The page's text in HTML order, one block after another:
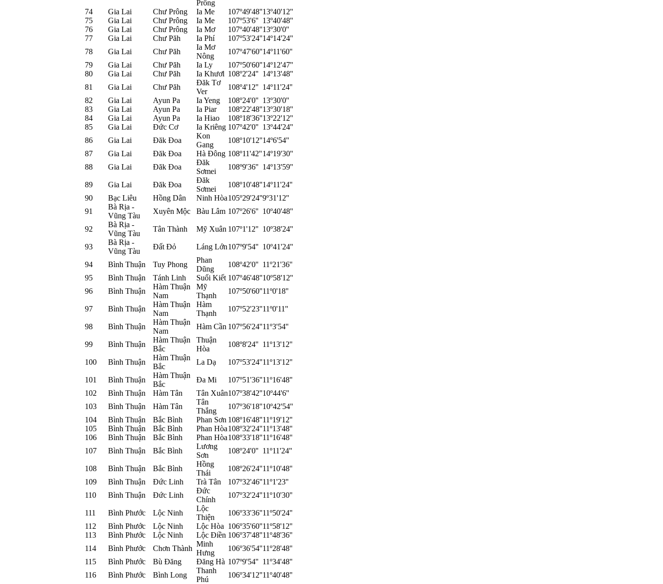
Prông
74 Gia Lai Chư Prông Ia Me 107º49'48''13º40'12''
75
Gia Lai Chư Prông Ia Me 107º53'6'' 13º40'48''
76
Gia Lai Chư Prông Ia Mơ 107º40'48''13º30'0''
77
Gia Lai Chư Păh Ia Phí 107º53'24''14º14'24''
78
Gia Lai Chư Păh
Ia Mơ
Nông
107º47'60''14º11'60''
79
Gia Lai Chư Păh Ia Ly 107º50'60''14º12'47''
80
Gia Lai Chư Păh Ia Khươl 108º2'24'' 14º13'48''
81
Gia Lai Chư Păh
Đăk Tơ
Ver
108º4'12'' 14º11'24''
82
Gia Lai Ayun Pa Ia Yeng 108º24'0'' 13º30'0''
83
Gia Lai Ayun Pa Ia Piar 108º22'48''13º30'18''
84
Gia Lai Ayun Pa Ia Hiao 108º18'36''13º22'12''
85
Gia Lai Đức Cơ Ia Kriêng 107º42'0'' 13º44'24''
86
Gia Lai Đăk Đoa
Kon
Gang
108º10'12''14º6'54''
87
Gia Lai Đăk Đoa Hà Đông 108º11'42''14º19'30''
88
Gia Lai Đăk Đoa
Đăk
Sơmei
108º9'36'' 14º13'59''
89 Gia Lai Đăk Đoa
Đăk
Sơmei
108º10'48''14º11'24''
90
Bạc Liêu Hồng Dân Ninh Hòa105º29'24''9º31'12''
91
Bà Rịa -
Vũng Tàu
Xuyên Mộc Bàu Lâm 107º26'6'' 10º40'48''
92
Bà Rịa -
Vũng Tàu
Tân Thành Mỹ Xuân 107º1'12'' 10º38'24''
93
Bà Rịa -
Vũng Tàu
Đất Đỏ Láng Lớn107º9'54'' 10º41'24''
94 Bình Thuận Tuy Phong
Phan
Dũng
108º42'0'' 11º21'36''
95
Bình Thuận Tánh Linh Suối Kiết 107º46'48''10º58'12''
96
Bình Thuận
Hàm Thuận
Nam
Mỹ
Thạnh
107º50'60''11º0'18''
97 Bình Thuận
Hàm Thuận
Nam
Hàm
Thạnh
107º52'23''11º0'11''
98 Bình Thuận
Hàm Thuận
Nam
Hàm Cần 107º56'24''11º3'54''
99 Bình Thuận
Hàm Thuận
Bắc
Thuận
Hòa
108º8'24'' 11º13'12''
100 Bình Thuận
Hàm Thuận
Bắc
La Dạ 107º53'24''11º13'12''
101 Bình Thuận
Hàm Thuận
Bắc
Đa Mi 107º51'36''11º16'48''
102
Bình Thuận Hàm Tân Tân Xuân107º38'42''10º44'6''
103
Bình Thuận Hàm Tân
Tân
Thắng
107º36'18''10º42'54''
104
Bình Thuận Bắc Bình Phan Sơn 108º16'48''11º19'12''
105
Bình Thuận Bắc Bình Phan Hòa108º32'24''11º13'48''
106
Bình Thuận Bắc Bình Phan Hòa108º33'18''11º16'48''
107
Bình Thuận Bắc Bình
Lương
Sơn
108º24'0'' 11º11'24''
108 Bình Thuận Bắc Bình
Hồng
Thái
108º26'24''11º10'48''
109
Bình Thuận Đức Linh Trà Tân 107º32'46''11º1'23''
110
Bình Thuận Đức Linh
Đức
Chính
107º32'24''11º10'30''
111 Bình Phước Lộc Ninh
Lộc
Thiện
106º33'36''11º50'24''
112
Bình Phước Lộc Ninh Lộc Hòa 106º35'60''11º58'12''
113
Bình Phước Lộc Ninh Lộc Điền 106º37'48''11º48'36''
114
Bình Phước Chơn Thành
Minh
Hưng
106º36'54''11º28'48''
115
Bình Phước Bù Đăng Đăng Hà 107º9'54'' 11º34'48''
116
Bình Phước Bình Long
Thanh
Phú
106º34'12''11º40'48''